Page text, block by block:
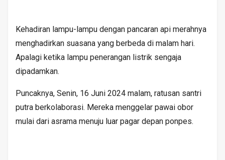
Kehadiran lampu-lampu dengan pancaran api merahnya
menghadirkan suasana yang berbeda di malam hari.
Apalagi ketika lampu penerangan listrik sengaja
dipadamkan.
Puncaknya, Senin, 16 Juni 2024 malam, ratusan santri
putra berkolaborasi. Mereka menggelar pawai obor
mulai dari asrama menuju luar pagar depan ponpes.